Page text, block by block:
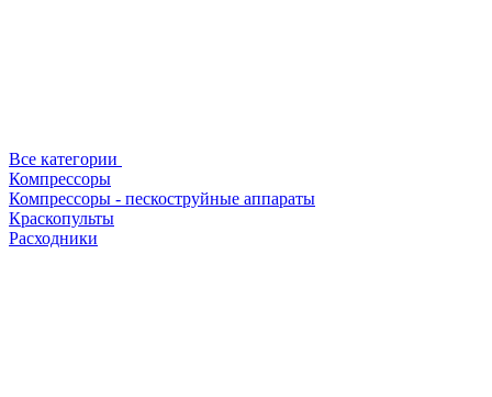
Все категории
Компрессоры
Компрессоры - пескоструйные аппараты
Краскопульты
Расходники